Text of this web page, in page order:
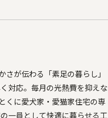
が伝わる「素足の暮らし」
対応。毎月の光熱費を抑えな
くに愛犬家・愛猫家住宅の専
一員として快適に暮らせる工